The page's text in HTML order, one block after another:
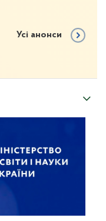
Усі анонси